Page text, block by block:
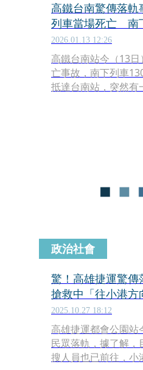
高鐵台南驚傳落軌
列車當場死亡 南
2026.01.13 12:26
高鐵台南站今（13
亡事故，南下列車
抵達台南站，突然有
政治社會
驚！高雄捷運驚
搶救中「往小港方
2025.10.27 18:12
高雄捷運都會公園站
民眾落軌，據了解
搜人員也已前往，小